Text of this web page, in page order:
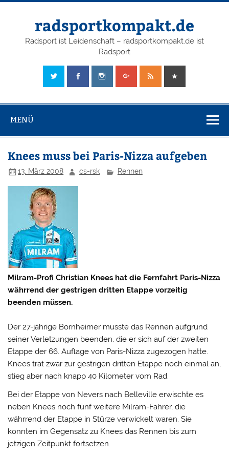
radsportkompakt.de
Radsport ist Leidenschaft – radsportkompakt.de ist
Radsport
MENÜ
Knees muss bei Paris-Nizza aufgeben
13. März 2008 cs-rsk Rennen
Milram-Profi Christian Knees hat die Fernfahrt Paris-Nizza
währrend der gestrigen dritten Etappe vorzeitig
beenden müssen.
Der 27-jährige Bornheimer musste das Rennen aufgrund
seiner Verletzungen beenden, die er sich auf der zweiten
Etappe der 66. Auflage von Paris-Nizza zugezogen hatte.
Knees trat zwar zur gestrigen dritten Etappe noch einmal an,
stieg aber nach knapp 40 Kilometer vom Rad.
Bei der Etappe von Nevers nach Belleville erwischte es
neben Knees noch fünf weitere Milram-Fahrer, die
währrend der Etappe in Stürze verwickelt waren. Sie
konnten im Gegensatz zu Knees das Rennen bis zum
jetzigen Zeitpunkt fortsetzen.